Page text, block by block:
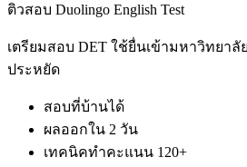
ติวสอบ Duolingo English Test
เตรียมสอบ DET ใช้ยื่นเข้ามหาวิทยาลั
ประหยัด
สอบที่บ้านได้
ผลออกใน 2 วัน
เทคนิคทำคะแนน 120+